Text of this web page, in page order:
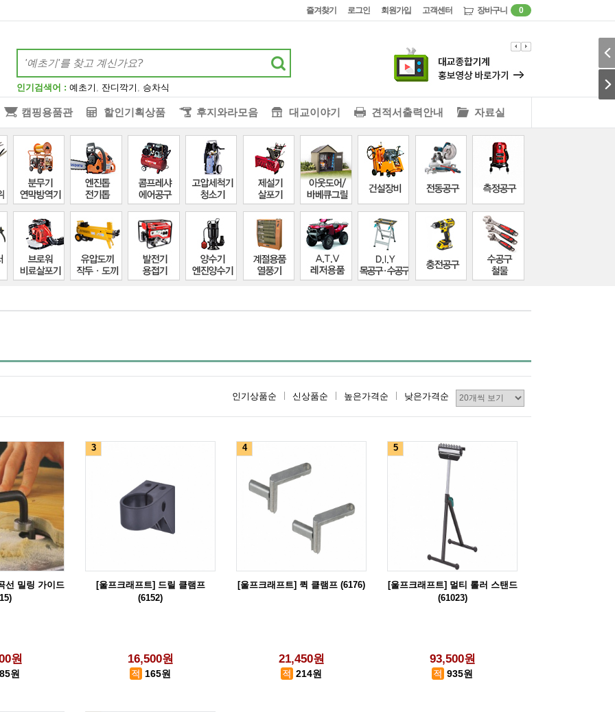
즐겨찾기 로그인 회원가입 고객센터 장바구니 0
인기검색어 : 예초기 , 잔디깍기 , 승차식
캠핑용품관 할인기획상품 후지와라모음 대교이야기 견적서출력안내 자료실
인기상품순 신상품순 높은가격순 낮은가격순
선 밀링 가이드
원
원
3
[울프크래프트] 드릴 클램프
(6152)
16,500원
165원
4
[울프크래프트] 퀵 클램프 (6176)
21,450원
214원
5
[울프크래프트] 멀티 롤러 스탠드
(61023)
93,500원
935원